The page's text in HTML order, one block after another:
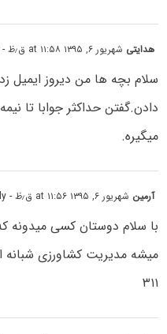
هدایتی شهریور ۶, ۱۳۹۵ at ۱۱:۵۸ ق٫ظ - Reply
دادن.گفتن حداکثر جوابا تا
میگیره.
آرمین شهریور ۶, ۱۳۹۵ at ۱۱:۵۶ ق٫ظ - Reply
با سلام دوستان کسی میدونه که با
میشه مدیریت کشاورزی شبانه
۳۱۱